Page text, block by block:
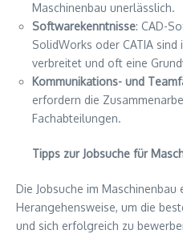
Maschinenbau unerlässlich.
Softwarekenntnisse: CAD-
SolidWorks oder CATIA
verbreitet und oft eine
Kommunikations- und
erfordern die
Fachabteilungen.
Tipps zur Jobsuche für
Die Jobsuche im
Herangehensweise, um die
und sich erfolgreich zu